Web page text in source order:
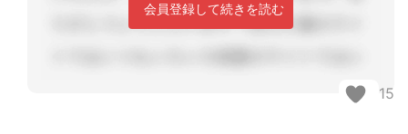
会員登録して続きを読む
15